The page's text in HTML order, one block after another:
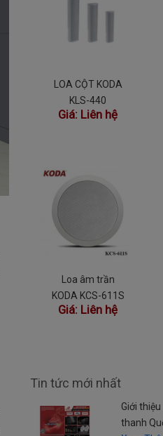
LOA CỘT KODA
KLS-440
Giá: Liên hệ
Loa âm trần
KODA KCS-611S
Giá: Liên hệ
Tin tức mới nhất
Giới
thanh